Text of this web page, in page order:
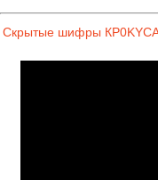
Скрытые шифры